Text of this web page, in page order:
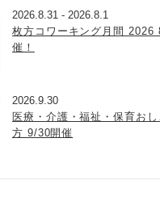
2026.8.31 - 2026.8.1
枚方コワーキング月間 2026
催！
2026.9.30
医療・介護・福祉・保育お
方 9/30開催